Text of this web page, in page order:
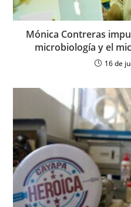
Mónica Contreras
microbiología y el
16 de